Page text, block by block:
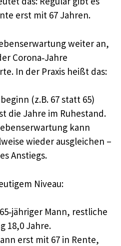
erst mit 67 Jahren.
weiter an,
Corona‑Jahre
In der Praxis heißt das:
(z.B. 67 statt 65)
die Jahre im Ruhestand.
kann
wieder ausgleichen –
Anstiegs.
Niveau:
Mann, restliche
18,0 Jahre.
erst mit 67 in Rente,